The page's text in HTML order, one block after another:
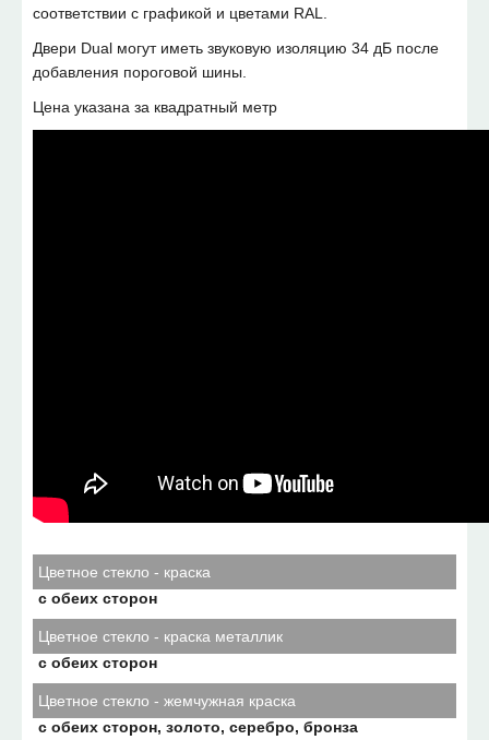
соответствии с графикой и цветами RAL.
Двери Dual могут иметь звуковую изоляцию 34 дБ после
добавления пороговой шины.
Цена указана за квадратный метр
Цветное стекло - краска
с обеих сторон
Цветное стекло - краска металлик
с обеих сторон
Цветное стекло - жемчужная краска
с обеих сторон, золото, серебро, бронза